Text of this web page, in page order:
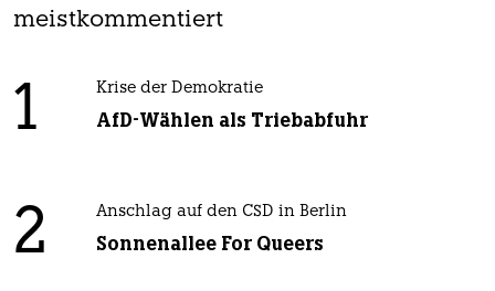
meistkommentiert
1 Krise der Demokratie
AfD-Wählen als Triebabfuhr
2 Anschlag auf den CSD in Berlin
Sonnenallee For Queers